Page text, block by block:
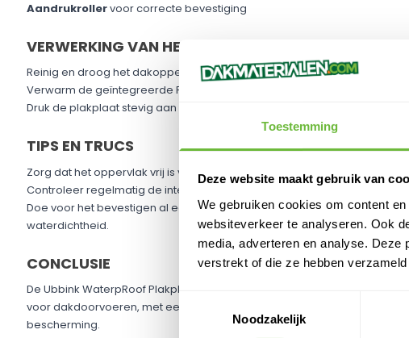
Toestemming
Deze website maakt gebruik van
We gebruiken cookies om content
websiteverkeer te analyseren. Ook
media, adverteren en analyse. Deze
verstrekt of die ze hebben
Noodzakelijk
Aandrukrollervoor correcte bevestiging
VERWERKING VAN HET PRODUCT
Reinig en droog het dakoppervlak.
Verwarm de geïntegreerde PVC folie met een heteluchtföhn.
Druk de plakplaat stevig aan met de aandrukroller om een perfecte
TIPS EN TRUCS
Zorg dat het oppervlak vrij is van stof en vuil voor de beste
Controleer regelmatig de integriteit van de afdichting.
Doe voor het bevestigen al een rilMS Polymeer kitonder de flens, dit
waterdichtheid.
CONCLUSIE
De Ubbink WaterpRoof Plakplaat PVC biedt een betrouwbare, duurzame
voor dakdoorvoeren, met een eenvoudige installatieprocedure die
bescherming.